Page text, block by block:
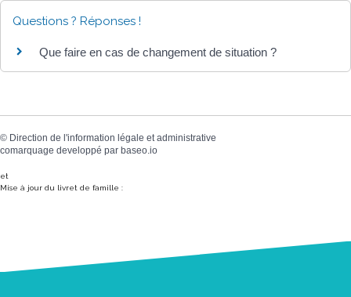
Questions ? Réponses !
Que faire en cas de changement de situation ?
© Direction de l'information légale et administrative
comarquage developpé par baseo.io
et
Mise à jour du livret de famille :